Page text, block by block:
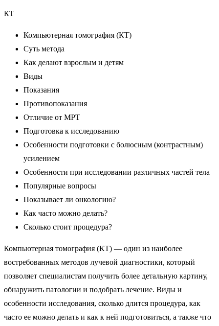
КТ
Компьютерная томография (КТ)
Суть метода
Как делают взрослым и детям
Виды
Показания
Противопоказания
Отличие от МРТ
Подготовка к исследованию
Особенности подготовки с болюсным (контрастным)
усилением
Особенности при исследовании различных частей тела
Популярные вопросы
Показывает ли онкологию?
Как часто можно делать?
Сколько стоит процедура?
Компьютерная томография (КТ) — один из наиболее
востребованных методов лучевой диагностики, который
позволяет специалистам получить более детальную картину,
обнаружить патологии и подобрать лечение. Виды и
особенности исследования, сколько длится процедура, как
часто ее можно делать и как к ней подготовиться, а также что